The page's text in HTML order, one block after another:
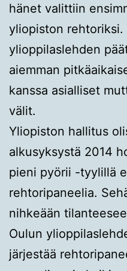
hänet valittiin
yliopiston rehtoriksi.
ylioppilaslehden
aiemman
kanssa asialliset
välit.
Yliopiston hallitus
alkusyksystä 2014
pieni pyörii -tyylillä
rehtoripaneelia.
nihkeään
Oulun
järjestää